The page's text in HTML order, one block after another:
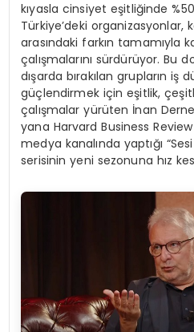
kıyasla cinsiyet eşitliğinde
Türkiye’deki organizasyonlar,
arasındaki farkın tamamıyla
çalışmalarını sürdürüyor. Bu
dışarda bırakılan grupların iş
güçlendirmek için eşitlik,
çalışmalar yürüten İnan
yana Harvard Business
medya kanalında yaptığı
serisinin yeni sezonuna hız